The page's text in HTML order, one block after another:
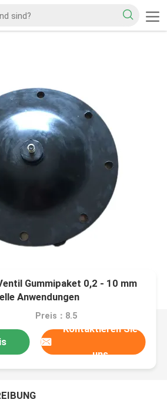
Gummipaket 0,2 - 10 mm
Anwendungen
Preis：8.5
Kontaktieren Sie
uns